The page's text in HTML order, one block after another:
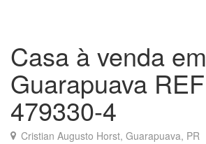
Casa à venda em
Guarapuava REF
479330-4
Cristian Augusto Horst, Guarapuava, PR